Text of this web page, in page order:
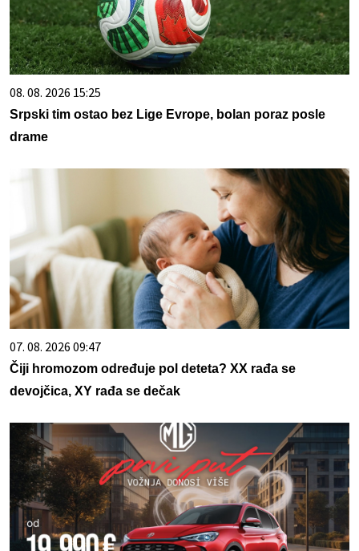
08. 08. 2026 15:25
Srpski tim ostao bez Lige Evrope, bolan poraz posle
drame
07. 08. 2026 09:47
Čiji hromozom određuje pol deteta? XX rađa se
devojčica, XY rađa se dečak